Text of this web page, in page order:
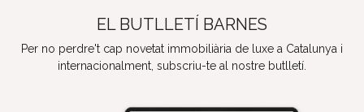
EL BUTLLETÍ BARNES
Per no perdre't cap novetat immobiliària de luxe a Catalunya i
internacionalment, subscriu-te al nostre butlletí.